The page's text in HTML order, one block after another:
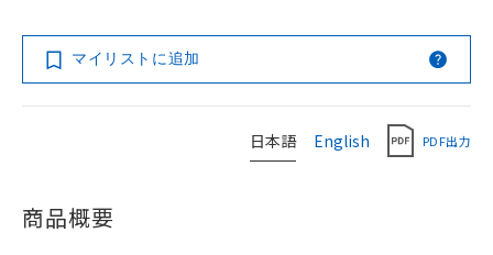
マイリストに追加
日本語 English PDF出力
商品概要